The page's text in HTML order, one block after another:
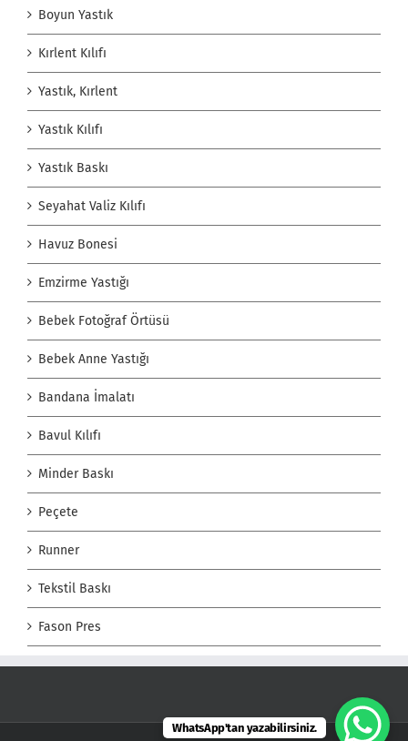
Boyun Yastık
Kırlent Kılıfı
Yastık, Kırlent
Yastık Kılıfı
Yastık Baskı
Seyahat Valiz Kılıfı
Havuz Bonesi
Emzirme Yastığı
Bebek Fotoğraf Örtüsü
Bebek Anne Yastığı
Bandana İmalatı
Bavul Kılıfı
Minder Baskı
Peçete
Runner
Tekstil Baskı
Fason Pres
WhatsApp'tan yazabilirsiniz.